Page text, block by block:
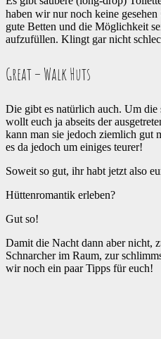
haben wir nur noch keine
gute Betten und die Möglichkeit
aufzufüllen. Klingt gar nicht
Great – Walk Huts
Die gibt es natürlich auch. Um die
wollt euch ja abseits der
kann man sie jedoch ziemlich gut
es da jedoch um einiges teurer!
Soweit so gut, ihr habt jetzt also
Hüttenromantik erleben?
Gut so!
Damit die Nacht dann aber nicht,
Schnarcher im Raum, zur
wir noch ein paar Tipps für euch!